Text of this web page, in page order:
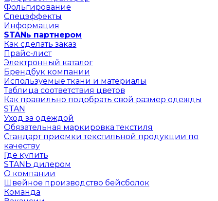
Фольгирование
Спецэффекты
Информация
STANь партнером
Как сделать заказ
Прайс-лист
Электронный каталог
Брендбук компании
Используемые ткани и материалы
Таблица соответствия цветов
Как правильно подобрать свой размер одежды
STAN
Уход за одеждой
Обязательная маркировка текстиля
Стандарт приемки текстильной продукции по
качеству
Где купить
STANЬ дилером
О компании
Швейное производство бейсболок
Команда